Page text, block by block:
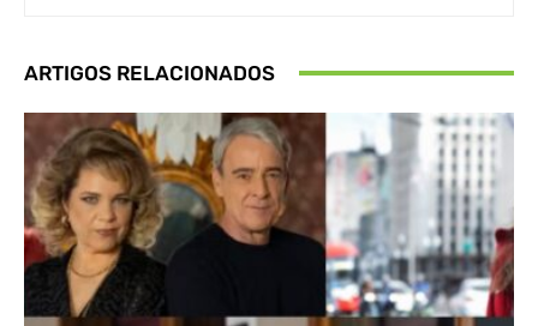
ARTIGOS RELACIONADOS